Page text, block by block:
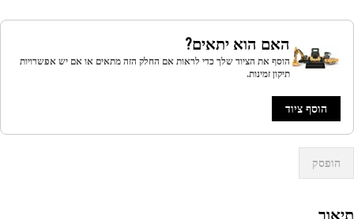
האם הוא יתאים?
הוסף את הציוד שלך כדי לראות אם החלק הזה מתאים או אם יש אפשרויות
תיקון זמינות.
הוסף ציוד
הופסק